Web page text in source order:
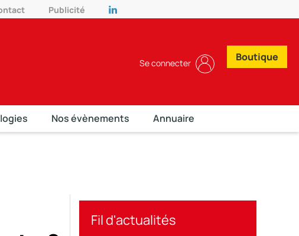
Publicité
Se connecter Boutique
Nos évènements Annuaire
Fil d'actualités